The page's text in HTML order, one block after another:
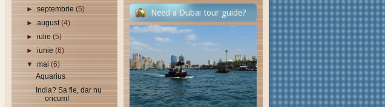
►septembrie (5)
►august (4)
►iulie (5)
►iunie (6)
▼mai (6)
Aquarius
India? Sa fie, dar nu
oricum!
Need a Dubai tour guide?